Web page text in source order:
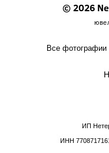
© 2026
Все фотографии
ИП
ИНН